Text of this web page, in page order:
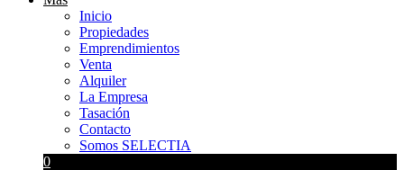
Inicio
Propiedades
Emprendimientos
Venta
Alquiler
La Empresa
Tasación
Contacto
Somos SELECTIA
0